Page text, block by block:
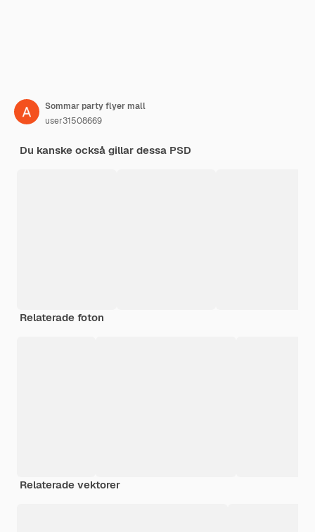
Sommar party flyer mall
user31508669
Du kanske också gillar dessa PSD
Relaterade foton
Relaterade vektorer